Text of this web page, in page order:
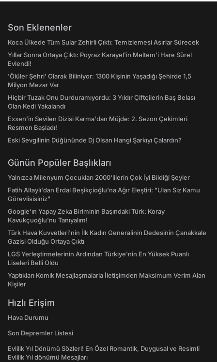
Son Eklenenler
Koca Ülkede Tüm Sular Zehirli Çıktı: Temizlemesi Asırlar Sürecek
Yıllar Sonra Ortaya Çıktı: Poyraz Karayel'in Meltem'i Hare Sürel
Evlendi!
'Ölüler Şehri' Olarak Biliniyor: 1300 Kişinin Yaşadığı Şehirde 1,5
Milyon Mezar Var
Hiçbir Tuzak Onu Durduramıyordu: 3 Yıldır Çiftçilerin Baş Belası
Olan Kedi Yakalandı
Exxen'in Sevilen Dizisi Karma'dan Müjde: 2. Sezon Çekimleri
Resmen Başladı!
Eski Sevgilinin Düğününde Dj Olsan Hangi Şarkıyı Çalardın?
Günün Popüler Başlıkları
Yalnızca Milenyum Çocukları 2000'lilerin Çok İyi Bildiği Şeyler
Fatih Altaylı'dan Erdal Beşikçioğlu'na Ağır Eleştiri: "Ulan Siz Kamu
Görevlisisiniz"
Google'ın Yapay Zeka Biriminin Başındaki Türk: Koray
Kavukçuoğlu'nu Tanıyalım!
Türk Hava Kuvvetleri'nin İlk Kadın Generalinin Dedesinin Çanakkale
Gazisi Olduğu Ortaya Çıktı
LGS Yerleştirmelerinin Ardından Türkiye'nin En Yüksek Puanlı
Liseleri Belli Oldu
Yaptıkları Komik Mesajlaşmalarla İletişimden Maksimum Verim Alan
Kişiler
Hızlı Erişim
Hava Durumu
Son Depremler Listesi
Evlilik Yıl Dönümü Sözleri! En Özel Romantik, Duygusal ve Resimli
Evlilik Yıl dönümü Mesajları